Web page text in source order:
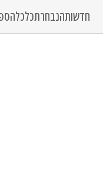
חדשותהנבחרתכלכלה